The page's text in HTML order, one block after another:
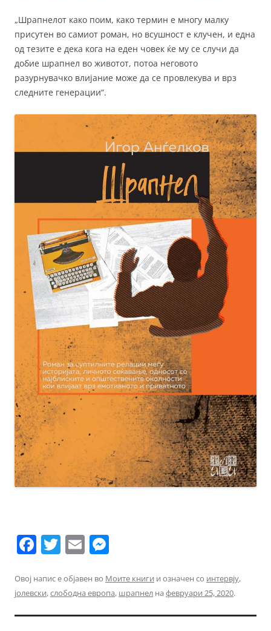
„Шрапнелот како поим, како термин е многу малку
присутен во самиот роман, но всушност е клучен, и една
од тезите е дека кога на еден човек ќе му се случи да
добие шрапнел во животот, потоа неговото
разурнувачко влијание може да се провлекува и врз
следните генерации“.
F
c
e
b
T
itt
er
E
ai
l
ss
e
n
Овој напис е објавен во Моите книги и означен со интервју,
јолевски,слободна европа, шрапнел на февруари 25, 2020.